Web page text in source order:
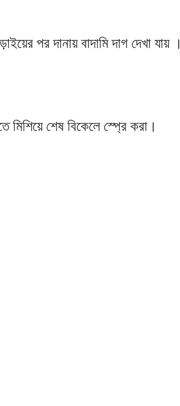
পর দানায় বাদামি দাগ দেখা যায় ।
মিশিয়ে শেষ বিকেলে স্প্রে করা।